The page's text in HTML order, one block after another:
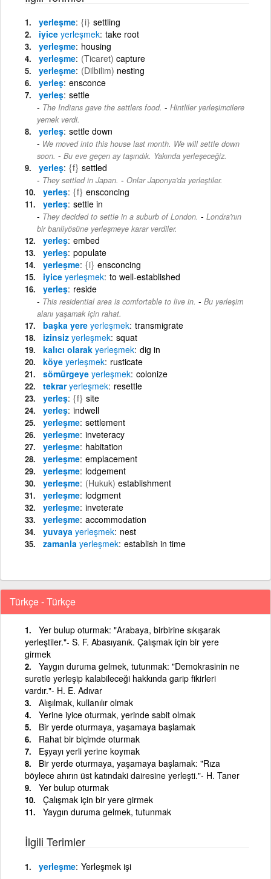
yerleşme {i} settling
iyice yerleşmek take root
yerleşme housing
yerleşme (Ticaret) capture
yerleşme (Dilbilim) nesting
yerleş ensconce
yerleş settle
The Indians gave the settlers food. - Hintliler yerleşimcilere
yemek verdi.
yerleş settle down
We moved into this house last month. We will settle down
soon. - Bu eve geçen ay taşındık. Yakında yerleşeceğiz.
yerleş {f} settled
They settled in Japan. - Onlar Japonya'da yerleştiler.
yerleş {f} ensconcing
yerleş settle in
They decided to settle in a suburb of London. - Londra'nın
bir banliyösüne yerleşmeye karar verdiler.
yerleş embed
yerleş populate
yerleşme {i} ensconcing
iyice yerleşmek to well-established
yerleş reside
This residential area is comfortable to live in. - Bu yerleşim
alanı yaşamak için rahat.
başka yere yerleşmek transmigrate
izinsiz yerleşmek squat
kalıcı olarak yerleşmek dig in
köye yerleşmek rusticate
sömürgeye yerleşmek colonize
tekraryerleşmek resettle
yerleş {f} site
yerleş indwell
yerleşme settlement
yerleşme inveteracy
yerleşme habitation
yerleşme emplacement
yerleşme lodgement
yerleşme (Hukuk) establishment
yerleşme lodgment
yerleşme inveterate
yerleşme accommodation
yuvaya yerleşmek nest
zamanla yerleşmek establish in time
Türkçe - Türkçe
Yer bulup oturmak: "Arabaya, birbirine sıkışarak
yerleştiler."- S. F. Abasıyanık. Çalışmak için bir yere
girmek
Yaygın duruma gelmek, tutunmak: "Demokrasinin ne
suretle yerleşip kalabileceği hakkında garip fikirleri
vardır."- H. E. Adıvar
Alışılmak, kullanılır olmak
Yerine iyice oturmak, yerinde sabit olmak
Bir yerde oturmaya, yaşamaya başlamak
Rahat bir biçimde oturmak
Eşyayı yerli yerine koymak
Bir yerde oturmaya, yaşamaya başlamak: "Rıza
böylece ahırın üst katındaki dairesine yerleşti."- H. Taner
Yer bulup oturmak
Çalışmak için bir yere girmek
Yaygın duruma gelmek, tutunmak
İlgili Terimler
yerleşme Yerleşmek işi